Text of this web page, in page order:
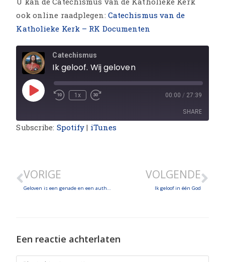
ook online raadplegen: Catechismus van de
Katholieke Kerk – RK Documenten
Catechismus
Ik geloof. Wij geloven
1x 00:00 / 27:39
SHARE
Subscribe: Spotify | iTunes
VORIGE VOLGENDE
Ik geloof in één God
Een reactie achterlaten